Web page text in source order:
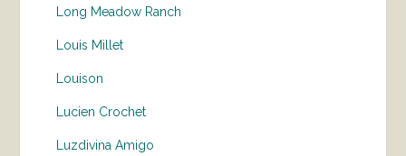
Long Meadow Ranch
Louis Millet
Louison
Lucien Crochet
Luzdivina Amigo